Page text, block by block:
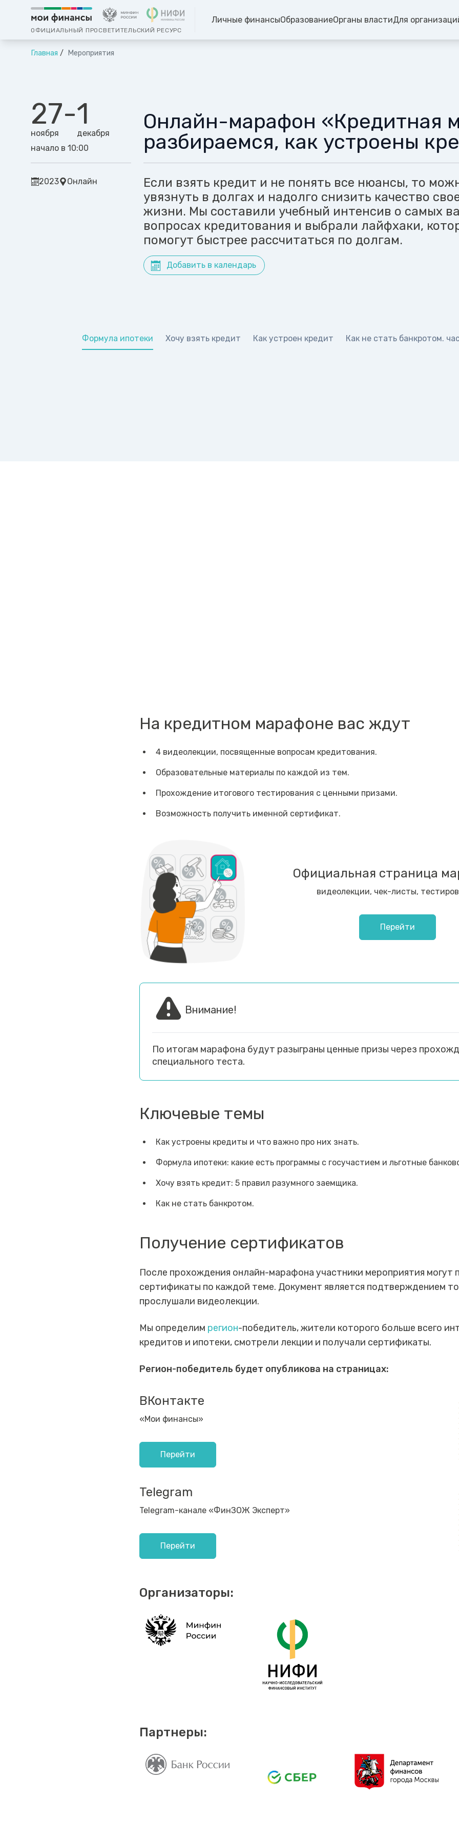
ОФИЦИАЛЬНЫЙ ПРОСВЕТИТЕЛЬСКИЙ РЕСУРС
Личные финансыОбразованиеОрганы властиДля
Главная Мероприятия
27
ноября
-1
декабря
начало в 10:00
2023 Онлайн
Онлайн-марафон «Кредитная
разбираемся, как устроены
Если взять кредит и не понять все нюансы, то
увязнуть в долгах и надолго снизить качество
жизни. Мы составили учебный интенсив о самых
вопросах кредитования и выбрали лайфхаки,
помогут быстрее рассчитаться по долгам.
Добавить в календарь
Формула ипотеки Хочу взять кредит Как устроен кредит Как не стать банкротом.
На кредитном марафоне вас ждут
4 видеолекции, посвященные вопросам кредитования.
Образовательные материалы по каждой из тем.
Прохождение итогового тестирования с ценными призами.
Возможность получить именной сертификат.
Официальная страница
видеолекции, чек-листы,
Перейти
Внимание!
По итогам марафона будут разыграны ценные призы через
специального теста.
Ключевые темы
Как устроены кредиты и что важно про них знать.
Формула ипотеки: какие есть программы с госучастием и льготные
Хочу взять кредит: 5 правил разумного заемщика.
Как не стать банкротом.
Получение сертификатов
После прохождения онлайн-марафона участники мероприятия могут
сертификаты по каждой теме. Документ является подтверждением
прослушали видеолекции.
Мы определим регион-победитель, жители которого больше всего
кредитов и ипотеки, смотрели лекции и получали сертификаты.
Регион-победитель будет опубликова на страницах:
ВКонтакте
«Мои финансы»
Перейти
Telegram
Telegram-канале «ФинЗОЖ Эксперт»
Перейти
Организаторы:
Партнеры: